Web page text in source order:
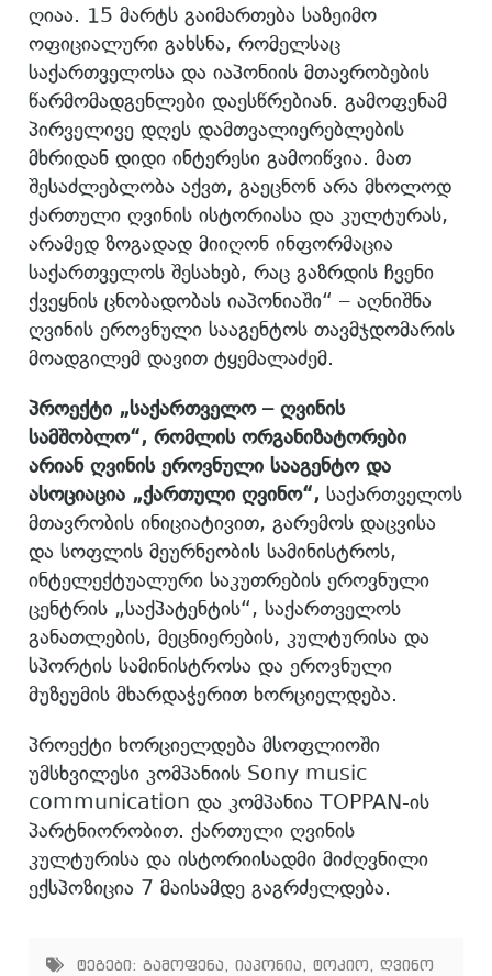
ღიაა. 15 მარტს გაიმართება საზეიმო
ოფიციალური გახსნა, რომელსაც
საქართველოსა და იაპონიის მთავრობების
წარმომადგენლები დაესწრებიან. გამოფენამ
პირველივე დღეს დამთვალიერებლების
მხრიდან დიდი ინტერესი გამოიწვია. მათ
შესაძლებლობა აქვთ, გაეცნონ არა მხოლოდ
ქართული ღვინის ისტორიასა და კულტურას,
არამედ ზოგადად მიიღონ ინფორმაცია
საქართველოს შესახებ, რაც გაზრდის ჩვენი
ქვეყნის ცნობადობას იაპონიაში“ – აღნიშნა
ღვინის ეროვნული სააგენტოს თავმჯდომარის
მოადგილემ დავით ტყემალაძემ.
პროექტი „საქართველო– ღვინის
სამშობლო“, რომლის ორგანიზატორები
არიან ღვინის ეროვნული სააგენტო და
ასოციაცია „ქართული ღვინო“, საქართველოს
მთავრობის ინიციატივით, გარემოს დაცვისა
და სოფლის მეურნეობის სამინისტროს,
ინტელექტუალური საკუთრების ეროვნული
ცენტრის „საქპატენტის“, საქართველოს
განათლების, მეცნიერების, კულტურისა და
სპორტის სამინისტროსა და ეროვნული
მუზეუმის მხარდაჭერით ხორციელდება.
პროექტი ხორციელდება მსოფლიოში
უმსხვილესი კომპანიის Sony music
communication და კომპანია TOPPAN-ის
პარტნიორობით. ქართული ღვინის
კულტურისა და ისტორიისადმი მიძღვნილი
ექსპოზიცია 7 მაისამდე გაგრძელდება.
ტეგები: გამოფენა, იაპონია, ტოკიო, ღვინო